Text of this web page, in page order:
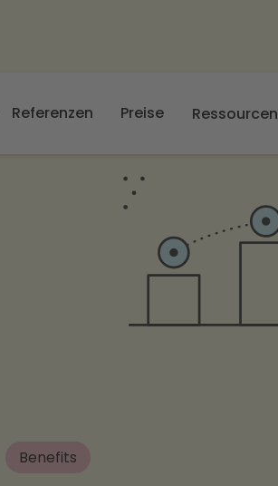
Referenzen Preise Ressourcen
Benefits